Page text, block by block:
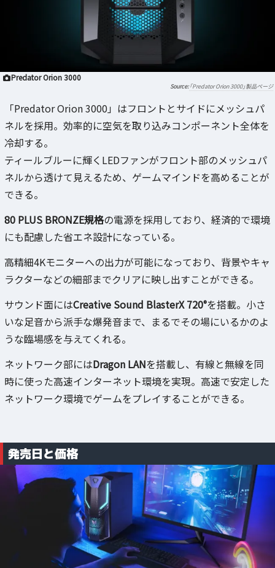
Predator Orion 3000
「Predator Orion 3000」製品ページ
「Predator Orion 3000」はフロントとサイドにメッシュパ
ネルを採用。効率的に空気を取り込みコンポーネント全体を
冷却する。
ティールブルーに輝くLEDファンがフロント部のメッシュパ
ネルから透けて見えるため、ゲームマインドを高めることが
できる。
80 PLUS BRONZE規格の電源を採用しており、経済的で環境
にも配慮した省エネ設計になっている。
高精細4Kモニターへの出力が可能になっており、背景やキャ
ラクターなどの細部までクリアに映し出すことができる。
サウンド面にはCreative Sound BlasterX 720°を搭載。小さ
いな足音から派手な爆発音まで、まるでその場にいるかのよ
うな臨場感を与えてくれる。
ネットワーク部にはDragon LANを搭載し、有線と無線を同
時に使った高速インターネット環境を実現。高速で安定した
ネットワーク環境でゲームをプレイすることができる。
発売日と価格